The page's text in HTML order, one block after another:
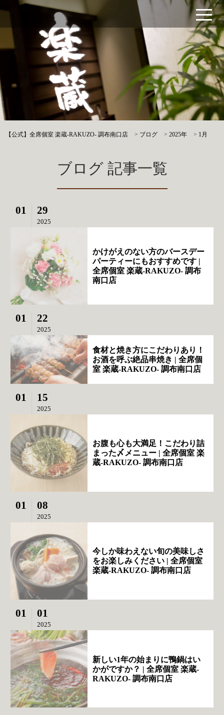
【公式】全席個室 楽蔵‐RAKUZO‐ 調布南口店 > ブログ >2025年 > 1月
ブログ 記事一覧
01 29
2025
かけがえのない方のバースデー
パーティーにもおすすめです |
全席個室 楽蔵‐RAKUZO‐ 調布
南口店
01 22
2025
食材と焼き方にこだわりあり！
お酒を呼ぶ絶品串焼き | 全席個
室 楽蔵‐RAKUZO‐ 調布南口店
01 15
2025
お腹も心も大満足！こだわり詰
まった〆メニュー | 全席個室 楽
蔵‐RAKUZO‐ 調布南口店
01 08
2025
今しか味わえない旬の美味しさ
をお楽しみください | 全席個室
楽蔵‐RAKUZO‐ 調布南口店
01 01
2025
新しい1年の始まりに鴨鍋はい
かがですか？ | 全席個室 楽蔵‐
RAKUZO‐ 調布南口店